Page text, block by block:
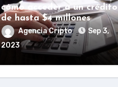
cómo acceder a un crédito
de hasta $4 millones
Agencia Cripto
Sep 3,
2023